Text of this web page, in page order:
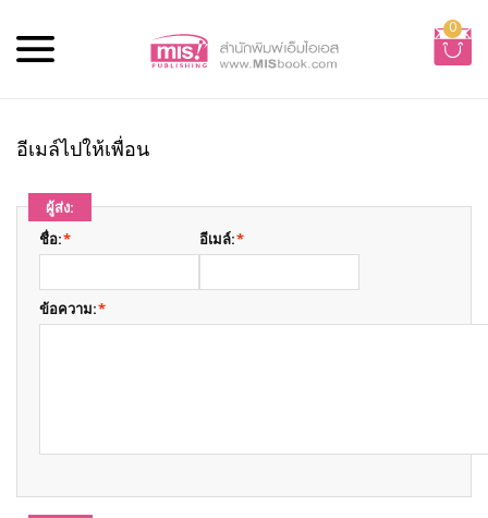
0
อีเมล์ไปให้เพื่อน
ผู้ส่ง:
*
ชื่อ: *
อีเมล์:
*
ข้อความ: